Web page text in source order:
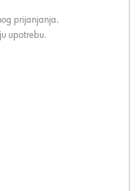
prijanjanja.
upotrebu.